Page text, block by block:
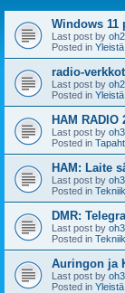
Windows 11
Last post by
Posted in
radio-
Last post by
Posted in
HAM RADIO
Last post by
Posted in
HAM: Laite
Last post by
Posted in
DMR:
Last post by
Posted in
Auringon ja
Last post by
Posted in